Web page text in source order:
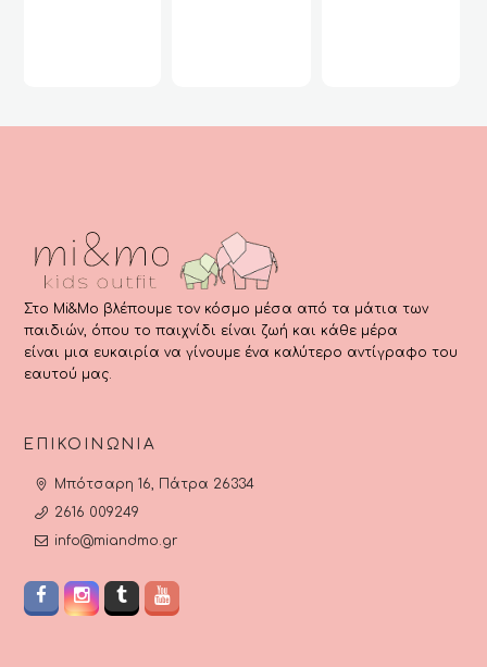
Στο Mi&Mo βλέπουμε τον κόσμο μέσα από τα μάτια των
παιδιών, όπου το παιχνίδι είναι ζωή και κάθε μέρα
είναι μια ευκαιρία να γίνουμε ένα καλύτερο αντίγραφο του
εαυτού μας.
ΕΠΙΚΟΙΝΩΝΊΑ
Μπότσαρη 16, Πάτρα 26334
2616 009249
info@miandmo.gr